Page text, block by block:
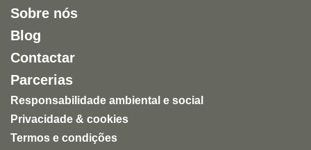
Sobre nós
Blog
Contactar
Parcerias
Responsabilidade ambiental e social
Privacidade & cookies
Termos e condições